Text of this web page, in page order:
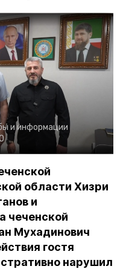
и информации
области Хизри
и
чеченской
Мухадинович
гостя
нарушил